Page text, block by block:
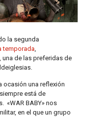
la segunda
temporada
de las preferidas de
ocasión una reflexión
está de
«WAR BABY» nos
en el que un grupo